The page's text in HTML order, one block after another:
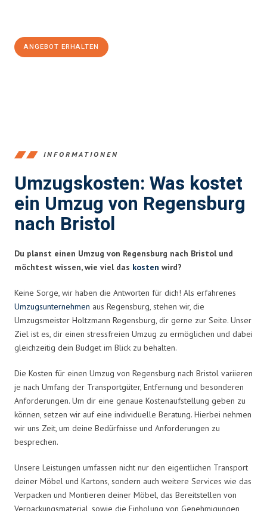
ANGEBOT ERHALTEN
INFORMATIONEN
Umzugskosten: Was kostet
ein Umzug von Regensburg
nach Bristol
Du planst einen Umzug von Regensburg nach Bristol und
möchtest wissen, wie viel das kosten wird?
Keine Sorge, wir haben die Antworten für dich! Als erfahrenes
Umzugsunternehmen aus Regensburg, stehen wir, die
Umzugsmeister Holtzmann Regensburg, dir gerne zur Seite. Unser
Ziel ist es, dir einen stressfreien Umzug zu ermöglichen und dabei
gleichzeitig dein Budget im Blick zu behalten.
Die Kosten für einen Umzug von Regensburg nach Bristol variieren
je nach Umfang der Transportgüter, Entfernung und besonderen
Anforderungen. Um dir eine genaue Kostenaufstellung geben zu
können, setzen wir auf eine individuelle Beratung. Hierbei nehmen
wir uns Zeit, um deine Bedürfnisse und Anforderungen zu
besprechen.
Unsere Leistungen umfassen nicht nur den eigentlichen Transport
deiner Möbel und Kartons, sondern auch weitere Services wie das
Verpacken und Montieren deiner Möbel, das Bereitstellen von
Verpackungsmaterial, sowie die Einholung von Genehmigungen